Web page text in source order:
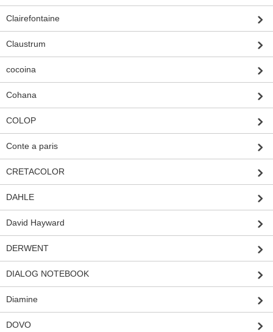
Clairefontaine
Claustrum
cocoina
Cohana
COLOP
Conte a paris
CRETACOLOR
DAHLE
David Hayward
DERWENT
DIALOG NOTEBOOK
Diamine
DOVO